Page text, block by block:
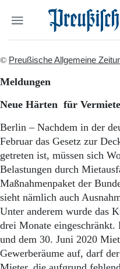
Berlin-
Danzig
Suchen und
© Preußische Allgemeine
Meldungen
Neue Härten für
Berlin – Nachdem in der
Februar das Gesetz zur
getreten ist, müssen sich
Belastungen durch
Maßnahmenpaket der
sieht nämlich auch
Unter anderem wurde das
drei Monate
und dem 30. Juni 2020
Gewerberäume auf, darf